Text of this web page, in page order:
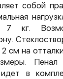
собой
7 кг.
см на
в